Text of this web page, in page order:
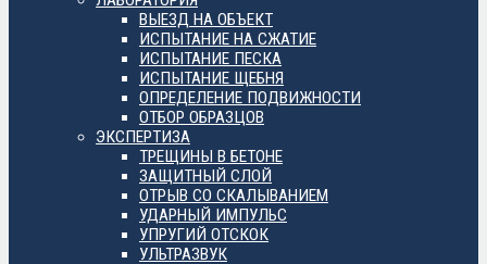
ВЫЕЗД НА ОБЪЕКТ
ИСПЫТАНИЕ НА СЖАТИЕ
ИСПЫТАНИЕ ПЕСКА
ИСПЫТАНИЕ ЩЕБНЯ
ОПРЕДЕЛЕНИЕ ПОДВИЖНОСТИ
ОТБОР ОБРАЗЦОВ
ЭКСПЕРТИЗА
ТРЕЩИНЫ В БЕТОНЕ
ЗАЩИТНЫЙ СЛОЙ
ОТРЫВ СО СКАЛЫВАНИЕМ
УДАРНЫЙ ИМПУЛЬС
УПРУГИЙ ОТСКОК
УЛЬТРАЗВУК